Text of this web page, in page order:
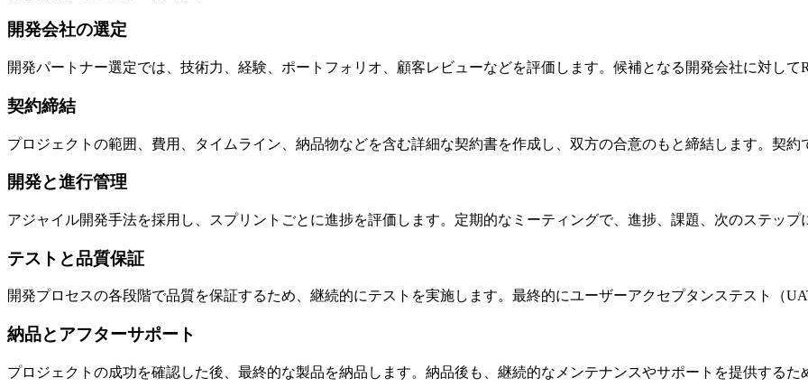
開発会社の選定
開発パートナー選定では、技術力、経験、ポートフォリオ、顧客レビューなどを評価します。候補となる開発会社に対し
契約締結
プロジェクトの範囲、費用、タイムライン、納品物などを含む詳細な契約書を作成し、双方の合意のもと締結します。契
開発と進行管理
アジャイル開発手法を採用し、スプリントごとに進捗を評価します。定期的なミーティングで、進捗、課題、次のステップ
テストと品質保証
開発プロセスの各段階で品質を保証するため、継続的にテストを実施します。最終的にユーザーアクセプタンステスト（
納品とアフターサポート
プロジェクトの成功を確認した後、最終的な製品を納品します。納品後も、継続的なメンテナンスやサポートを提供するた